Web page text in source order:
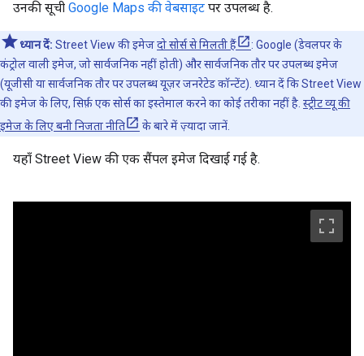
उनकी सूची Google Maps की वेबसाइट पर उपलब्ध है.
ध्यान दें: Street View की इमेजदो सोर्स से मिलती हैं
: Google (डेवलपर के
कंट्रोल वाली इमेज, जो सार्वजनिक नहीं होती) और सार्वजनिक तौर पर उपलब्ध इमेज
(यूजीसी या सार्वजनिक तौर पर उपलब्ध यूज़र जनरेटेड कॉन्टेंट). ध्यान दें कि Street View
की इमेज के लिए, सिर्फ़ एक सोर्स का इस्तेमाल करने का कोई तरीका नहीं है. स्ट्रीट व्यू की
इमेज के लिए बनी निजता नीति
के बारे में ज़्यादा जानें.
यहाँ Street View की एक सैंपल इमेज दिखाई गई है.